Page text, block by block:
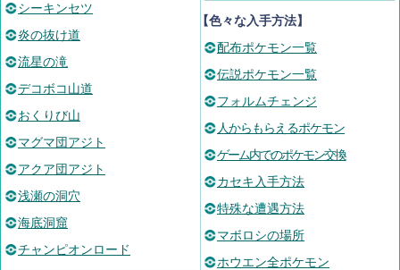
シーキンセツ
炎の抜け道
流星の滝
デコボコ山道
おくりび山
マグマ団アジト
アクア団アジト
浅瀬の洞穴
海底洞窟
チャンピオンロード
【色々な入手方法】
配布ポケモン一覧
伝説ポケモン一覧
フォルムチェンジ
人からもらえるポケモン
ゲーム内でのポケモン交換
カセキ入手方法
特殊な遭遇方法
マボロシの場所
ホウエン全ポケモン